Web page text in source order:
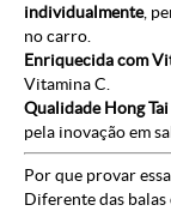
individualmente,
no carro.
Enriquecida com
Vitamina C.
Qualidade Hong Tai
pela inovação em
Por que provar
Diferente das